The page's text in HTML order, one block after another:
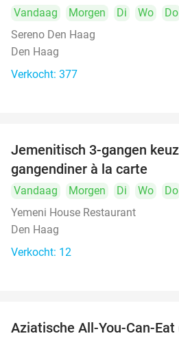
Vandaag Morgen Di Wo Do
Sereno Den Haag
Den Haag
Verkocht: 377
Jemenitisch 3-gangen
gangendiner à la carte
Vandaag Morgen Di Wo Do
Yemeni House Restaurant
Den Haag
Verkocht: 12
Aziatische All-You-Can-